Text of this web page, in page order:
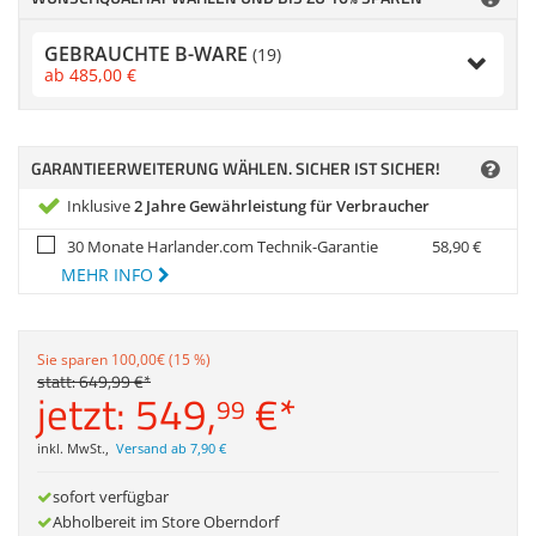
Anmelden | Registrieren |
GEBRAUCHTE B-WARE (19)
ab 485,00 €
GARANTIEERWEITERUNG WÄHLEN. SICHER IST SICHER!
Inklusive2 Jahre Gewährleistung für Verbraucher
30 Monate Harlander.com Technik-Garantie
58,90€
MEHR INFO
Sie sparen 100,00€ (15 %)
statt:649,99€*
jetzt: 549,99 €*
inkl. MwSt., Versand ab 7,90 €
sofort verfügbar
Abholbereit im Store Oberndorf